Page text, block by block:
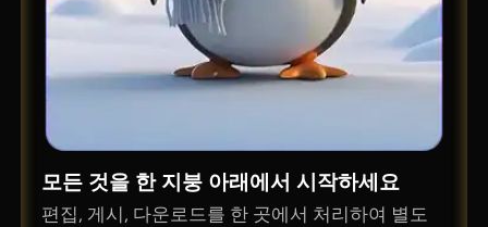
모든 것을 한 지붕 아래에서 시작하세요
편집, 게시, 다운로드를 한 곳에서 처리하여 별도